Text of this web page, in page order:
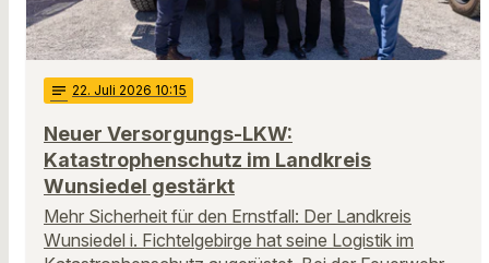
notes 22. Juli 2026 10:15
Neuer Versorgungs-LKW:
Katastrophenschutz im Landkreis
Wunsiedel gestärkt
Mehr Sicherheit für den Ernstfall: Der Landkreis
Wunsiedel i. Fichtelgebirge hat seine Logistik im